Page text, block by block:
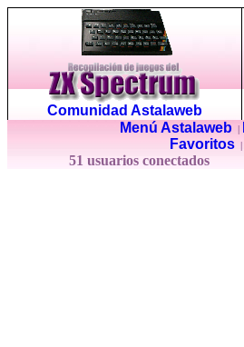
Comunidad Astalaweb
Menú Astalaweb|
Favoritos
51 usuarios conectados